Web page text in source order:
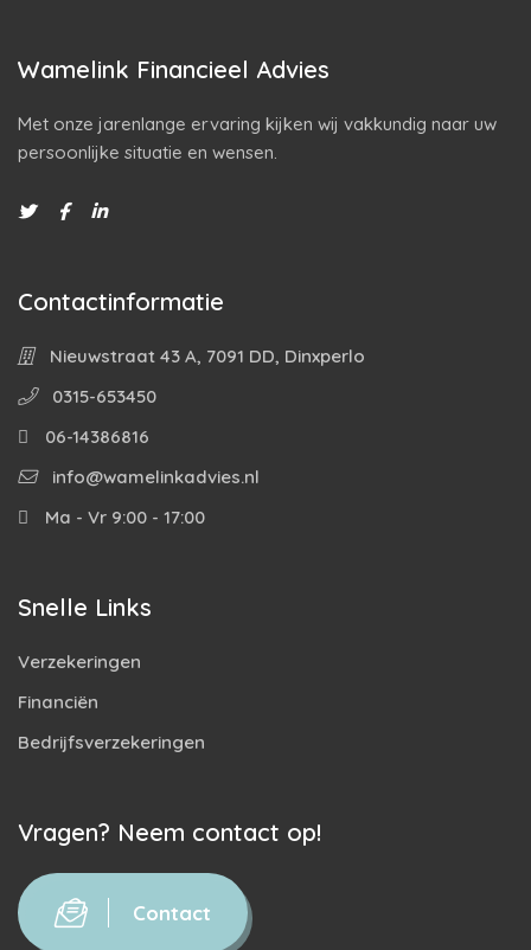
Wamelink Financieel Advies
Met onze jarenlange ervaring kijken wij vakkundig naar uw
persoonlijke situatie en wensen.
Contactinformatie
Nieuwstraat 43 A, 7091 DD, Dinxperlo
0315-653450
06-14386816
info@wamelinkadvies.nl
Ma - Vr 9:00 - 17:00
Snelle Links
Verzekeringen
Financiën
Bedrijfsverzekeringen
Vragen? Neem contact op!
Contact